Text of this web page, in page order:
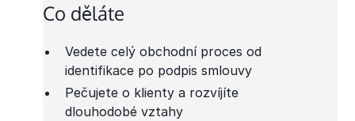
Co děláte
Vedete celý obchodní proces od
identifikace po podpis smlouvy
Pečujete o klienty a rozvíjíte
dlouhodobé vztahy